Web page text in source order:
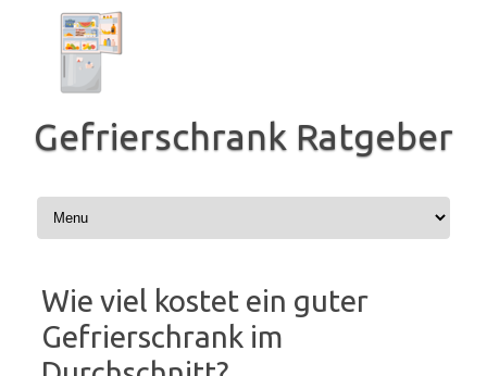
springen
Gefrierschrank Ratgeber
Wie viel kostet ein guter
Gefrierschrank im